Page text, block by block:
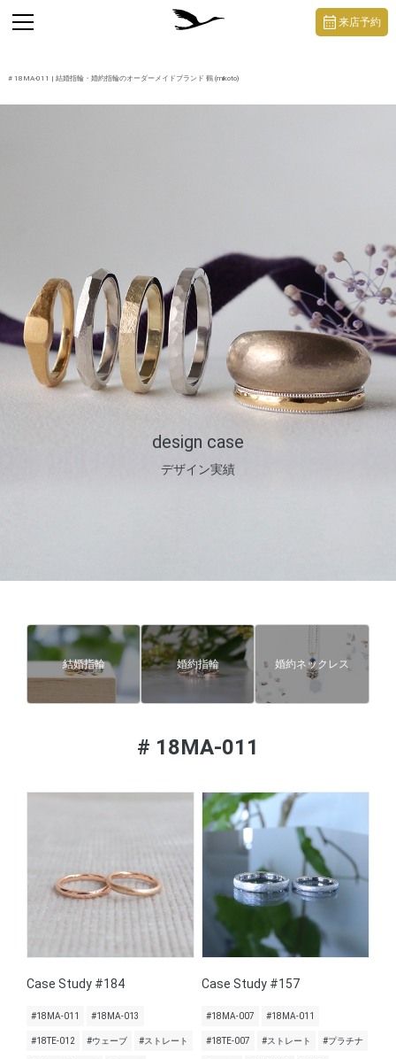
# 18MA-011 | 結婚指輪・婚約指輪のオーダーメイドブランド 鶴 (mikoto)
design case
デザイン実績
toggle
navigation
来店予約
結婚指輪 婚約指輪 婚約ネックレス
# 18MA-011
Case Study #184
#18MA-011 #18MA-013
#18TE-012 #ウェーブ #ストレート
Case Study #157
#18MA-007 #18MA-011
#18TE-007 #ストレート #プラチナ